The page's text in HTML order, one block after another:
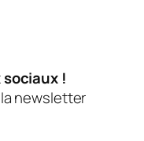
sociaux !
newsletter